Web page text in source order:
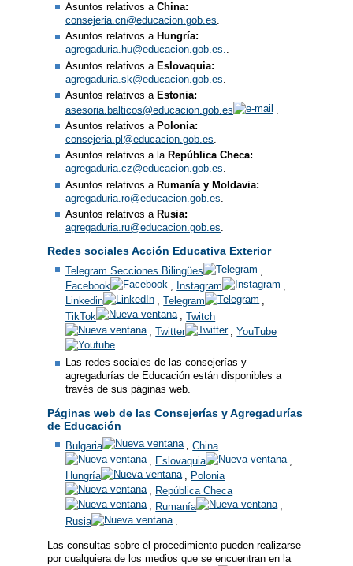
Asuntos relativos aChina:
consejeria.cn@educacion.gob.es.
Asuntos relativos a Hungría:
agregaduria.hu@educacion.gob.es..
Asuntos relativos aEslovaquia:
agregaduria.sk@educacion.gob.es
Asuntos relativos a Estonia:
asesoria.balticos@educacion.gob.es
.
Asuntos relativos a Polonia:
consejeria.pl@educacion.gob.es.
Asuntos relativos a la República Checa:
agregaduria.cz@educacion.gob.es.
Asuntos relativos aRumanía y Moldavia:
agregaduria.ro@educacion.gob.es
Asuntos relativos a Rusia:
agregaduria.ru@educacion.gob.es
Redes sociales Acción Educativa Exterior
Telegram Secciones Bilingües
Facebook
, Instagram
,
Linkedin
,Telegram
,
TikTok
,Twitch
,Twitter ,YouTube
Las redes sociales de las consejerías y
agregadurías de Educación están disponibles a
través de sus páginas web.
Páginas web de las Consejerías y Agregadurías
de Educación
Bulgaria ,China
Eslovaquia
Hungría
, Polonia
, República Checa
, Rumanía
,
Rusia
Las consultas sobre el procedimiento pueden realizarse
por cualquiera de los medios que se encuentran en la